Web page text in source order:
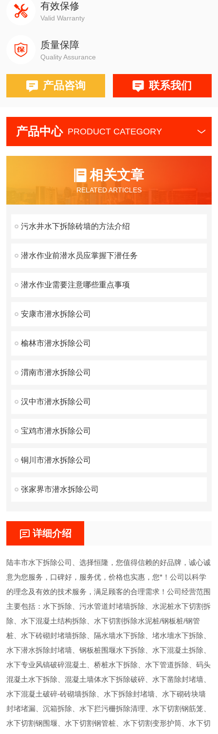
有效保修
Valid Warranty
质量保障
Quality Assurance
产品咨询 联系我们
产品中心 PRODUCT CATEGORY
相关文章
RELATED ARTICLES
污水井水下拆除砖墙的方法介绍
潜水作业前潜水员应掌握下潜任务
潜水作业需要注意哪些重点事项
安康市潜水拆除公司
榆林市潜水拆除公司
渭南市潜水拆除公司
汉中市潜水拆除公司
宝鸡市潜水拆除公司
铜川市潜水拆除公司
张家界市潜水拆除公司
详细介绍
陆丰市水下拆除公司、选择恒隆，您值得信赖的好品牌，诚心诚
意为您服务，口碑好，服务优，价格也实惠，您*！公司以科学
的理念及有效的技术服务，满足顾客的合理需求！公司经营范围
主要包括：水下拆除、污水管道封堵墙拆除、水泥桩水下切割拆
除、水下混凝土结构拆除、水下切割拆除水泥桩/钢板桩/钢管
桩、水下砖砌封堵墙拆除、隔水墙水下拆除、堵水墻水下拆除、
水下潜水拆除封堵墙、钢板桩围堰水下拆除、水下混凝土拆除、
水下专业风镐破碎混凝土、桥桩水下拆除、水下管道拆除、码头
混凝土水下拆除、混凝土墙体水下拆除破碎、水下凿除封堵墙、
水下混凝土破碎-砖砌墙拆除、水下拆除封堵墙、水下砌砖块墙
封堵堵漏、沉箱拆除、水下拦污栅拆除清理、水下切割钢筋笼、
水下切割钢围堰、水下切割钢管桩、水下切割变形护筒、水下切